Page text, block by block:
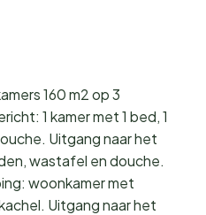
160 m2 op 3
1 kamer met 1 bed, 1
Uitgang naar het
wastafel en douche.
woonkamer met
Uitgang naar het